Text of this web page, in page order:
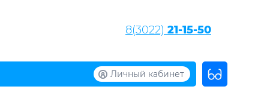
8(3022) 21-15-50
Личный кабинет